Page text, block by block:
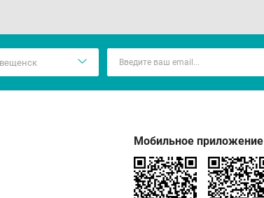
Мобильное приложение